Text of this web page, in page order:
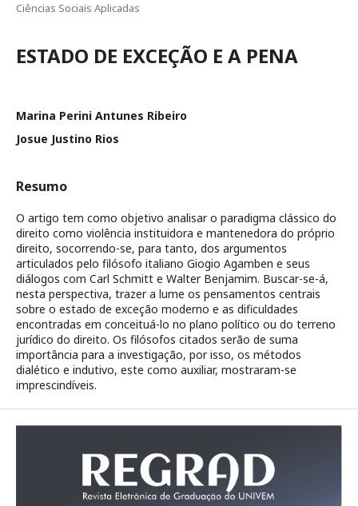
Ciências Sociais Aplicadas
ESTADO DE EXCEÇÃO E A PENA
Marina Perini Antunes Ribeiro
Josue Justino Rios
Resumo
O artigo tem como objetivo analisar o paradigma clássico do
direito como violência instituidora e mantenedora do próprio
direito, socorrendo-se, para tanto, dos argumentos
articulados pelo filósofo italiano Giogio Agamben e seus
diálogos com Carl Schmitt e Walter Benjamim. Buscar-se-á,
nesta perspectiva, trazer a lume os pensamentos centrais
sobre o estado de exceção moderno e as dificuldades
encontradas em conceituá-lo no plano político ou do terreno
jurídico do direito. Os filósofos citados serão de suma
importância para a investigação, por isso, os métodos
dialético e indutivo, este como auxiliar, mostraram-se
imprescindíveis.